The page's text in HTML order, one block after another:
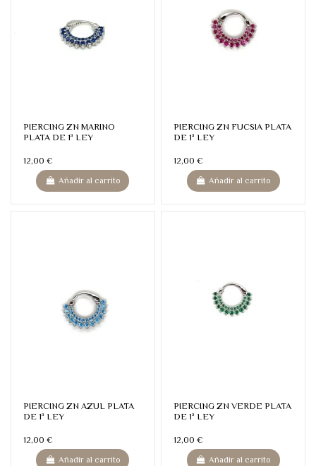
PIERCING ZN MARINO
PLATA DE 1ª LEY
12,00 €
Añadir al carrito
PIERCING ZN FUCSIA PLATA
DE 1ª LEY
12,00 €
Añadir al carrito
PIERCING ZN AZUL PLATA
DE 1ª LEY
12,00 €
Añadir al carrito
PIERCING ZN VERDE PLATA
DE 1ª LEY
12,00 €
Añadir al carrito